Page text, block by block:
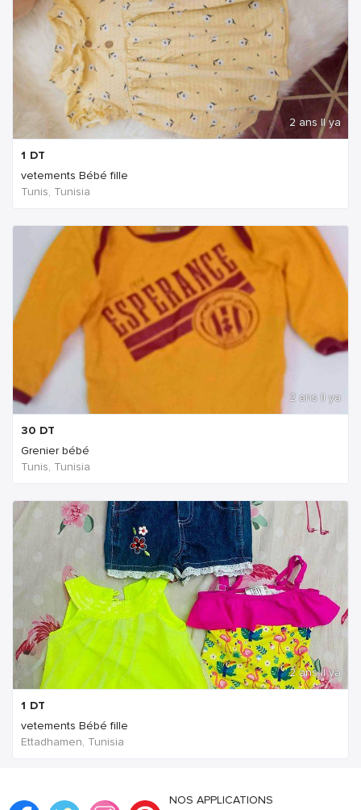
2 ans Il ya
1 DT
vetements Bébé fille
Tunis, Tunisia
2 ans Il ya
30 DT
Grenier bébé
Tunis, Tunisia
2 ans Il ya
1 DT
vetements Bébé fille
Ettadhamen, Tunisia
NOS APPLICATIONS